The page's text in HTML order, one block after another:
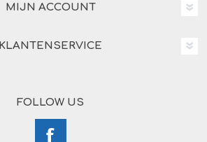
MIJN ACCOUNT
KLANTENSERVICE
FOLLOW US